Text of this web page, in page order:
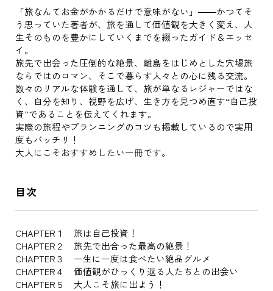
「旅なんてお金がかかるだけで意味がない」――かつてそ
う思っていた著者が、旅を通して価値観を大きく変え、人
生そのものを豊かにしていくまでを綴ったガイド＆エッセ
イ。
旅先で出会った圧倒的な絶景、離島をはじめとした穴場旅
ならではのロマン、そこで暮らす人々との心に残る交流。
数々のリアルな体験を通して、旅が単なるレジャーではな
く、自分を知り、視野を広げ、生き方を見つめ直す“自己投
資”であることを伝えてくれます。
実際の旅程やプランニングのコツも掲載しているので実用
度もバッチリ！
大人にこそおすすめしたい一冊です。
目次
CHAPTER１ 旅は自己投資！
CHAPTER２ 旅先で出合った最高の絶景！
CHAPTER３ 一生に一度は食べたい絶品グルメ
CHAPTER４ 価値観がひっくり返る人たちとの出会い
CHAPTER５ 大人こそ旅に出よう！